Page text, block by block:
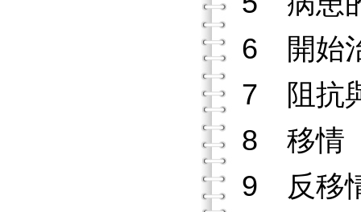
6 開始
7 阻抗
8 移情
9 反移